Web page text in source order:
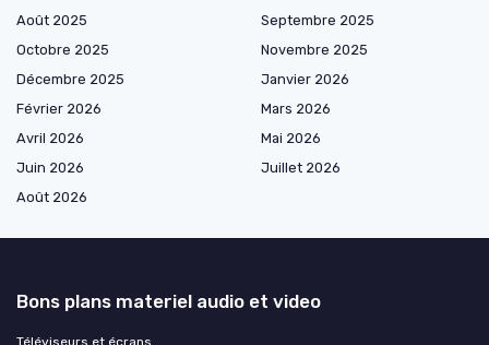
Août 2025
Septembre 2025
Octobre 2025
Novembre 2025
Décembre 2025
Janvier 2026
Février 2026
Mars 2026
Avril 2026
Mai 2026
Juin 2026
Juillet 2026
Août 2026
Bons plans materiel audio et video
Téléviseurs et écrans